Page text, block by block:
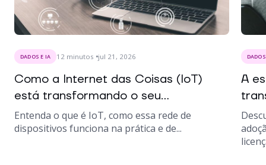
DADOS E IA 12 minutos jul 21, 2026
Como a Internet das Coisas (IoT)
está transformando o seu...
Entenda o que é IoT, como essa rede de
dispositivos funciona na prática e de...
A